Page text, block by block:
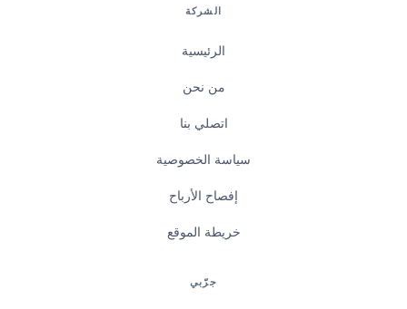
الشركة
الرئيسية
من نحن
اتصلي بنا
سياسة الخصوصية
إفصاح الأرباح
خريطة الموقع
جرّبي